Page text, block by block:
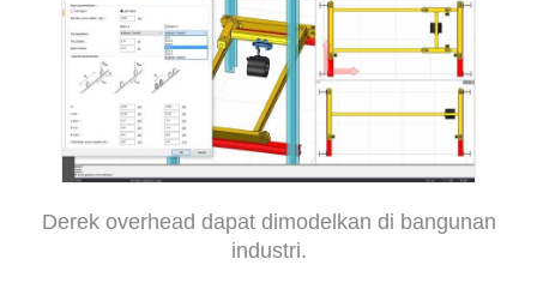
Derek overhead dapat dimodelkan di bangunan
industri.